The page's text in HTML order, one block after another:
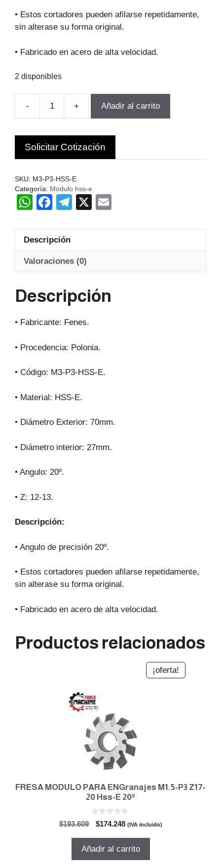
$273.437. $246.093.
• Estos cortadores pueden afilarse repetidamente,
sin alterase su forma original.
• Fabricado en acero de alta velocidad.
2 disponibles
-
FRESA
PARA
ENGranajes
M3.0-
Z17-
20
Hss-
+ Añadir al carrito
Solicitar Cotización
SKU: M3-P3-HSS-E
Categoría: Modulo hss-e
W
at
s
A
p
F
c
e
b
o
T
gr
a
X
Descripción
Valoraciones (0)
Descripción
• Fabricante: Fenes.
• Procedencia: Polonia.
• Código: M3-P3-HSS-E.
• Material: HSS-E.
• Diámetro Exterior: 70mm.
• Diámetro interior: 27mm.
• Angulo: 20º.
• Z: 12-13.
Descripción:
• Angulo de precisión 20º.
• Estos cortadores pueden afilarse repetidamente,
sin alterase su forma original.
• Fabricado en acero de alta velocidad.
Productos relacionados
¡oferta!
FRESA MODULO PARA ENGranajes M1.5-P3 Z17-
20 Hss-E 20º
$193.609
El
original
$174.248El
actual
(IVA incluido)
Añadir al carrito